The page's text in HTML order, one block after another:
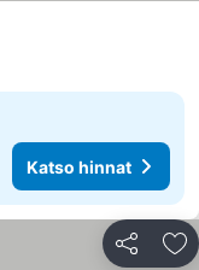
hinnat
Katso hinnat
Jaa